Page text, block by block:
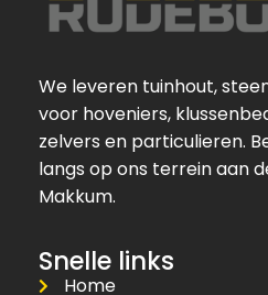
We leveren tuinhout,
voor hoveniers,
zelvers en particulieren.
langs op ons terrein aan
Makkum.
Snelle links
Home